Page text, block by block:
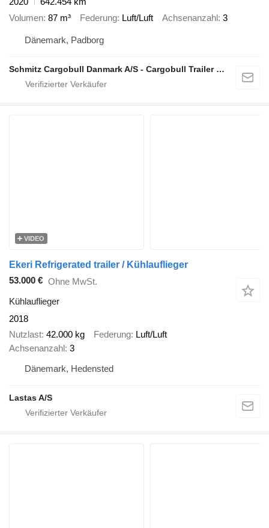
Volumen 87 m³ Federung Luft/Luft Achsenanzahl 3
Dänemark, Padborg
Schmitz Cargobull Danmark A/S - Cargobull Trailer Store
VIDEO
Ekeri Refrigerated trailer / Kühlauflieger
53.000 € Ohne MwSt.
Kühlauflieger
2018
Nutzlast 42.000 kg Federung Luft/Luft
Achsenanzahl 3
Dänemark, Hedensted
Lastas A/S